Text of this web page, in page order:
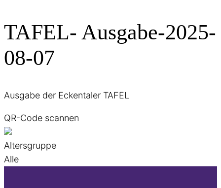
TAFEL- Ausgabe-2025-
08-07
Ausgabe der Eckentaler TAFEL
QR-Code scannen
Altersgruppe
Alle